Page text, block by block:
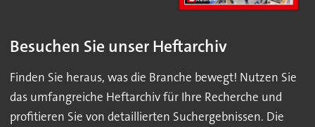
Besuchen Sie unser Heftarchiv
Finden Sie heraus, was die Branche bewegt! Nutzen Sie
das umfangreiche Heftarchiv für Ihre Recherche und
profitieren Sie von detaillierten Suchergebnissen. Die